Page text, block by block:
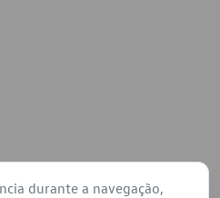
durante a navegação,